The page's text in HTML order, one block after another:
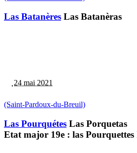
Las Batanères Las Batanèras
24 mai 2021
(Saint-Pardoux-du-Breuil)
Las Pourquétes Las Porquetas
Etat major 19e : las